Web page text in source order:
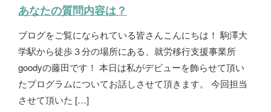
o
o
k
t
e
r
e
あなたの質問内容は？
ブログをご覧になられている皆さんこんにちは！ 駒澤大
学駅から徒歩３分の場所にある、就労移行支援事業所
goodyの藤田です！ 本日は私がデビューを飾らせて頂い
たプログラムについてお話しさせて頂きます。 今回担当
させて頂いた […]